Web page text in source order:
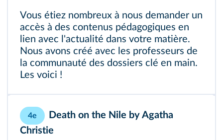
Vous étiez nombreux à nous demander un
accès à des contenus pédagogiques en
lien avec l'actualité dans votre matière.
Nous avons créé avec les professeurs de
la communauté des dossiers clé en main.
Les voici !
4e
Death on the Nile by Agatha
Christie